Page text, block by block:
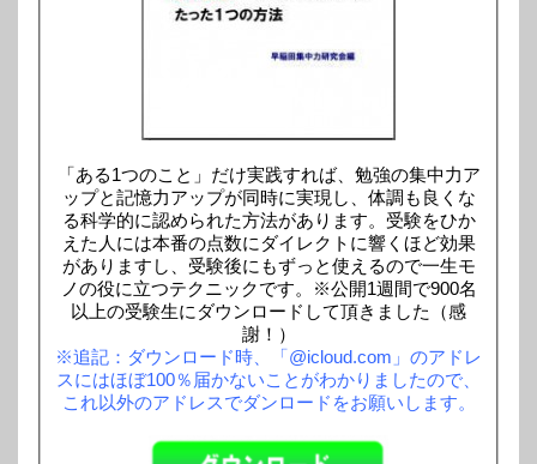
「ある1つのこと」だけ実践すれば、勉強の集中力ア
ップと記憶力アップが同時に実現し、体調も良くな
る科学的に認められた方法があります。受験をひか
えた人には本番の点数にダイレクトに響くほど効果
がありますし、受験後にもずっと使えるので一生モ
ノの役に立つテクニックです。※公開1週間で900名
以上の受験生にダウンロードして頂きました（感
謝！）
※追記：ダウンロード時、「@icloud.com」のアドレ
スにはほぼ100％届かないことがわかりましたので、
これ以外のアドレスでダンロードをお願いします。